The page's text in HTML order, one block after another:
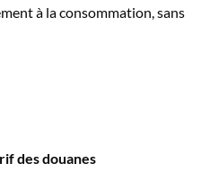
à la consommation, sans
des douanes